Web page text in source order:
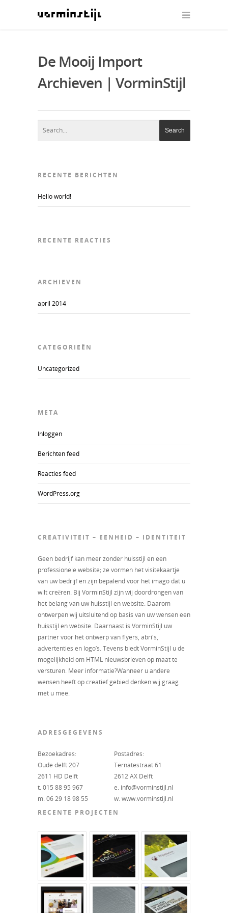
De Mooij Import
Archieven | VorminStijl
RECENTE BERICHTEN
Hello world!
RECENTE REACTIES
ARCHIEVEN
april 2014
CATEGORIEËN
Uncategorized
META
Inloggen
Berichten feed
Reacties feed
WordPress.org
CREATIVITEIT – EENHEID – IDENTITEIT
Geen bedrijf kan meer zonder huisstijl en een
professionele website; ze vormen het visitekaartje
van uw bedrijf en zijn bepalend voor het imago dat u
wilt creëren. Bij VorminStijl zijn wij doordrongen van
het belang van uw huisstijl en website. Daarom
ontwerpen wij uitsluitend op basis van uw wensen een
huisstijl en website. Daarnaast is VorminStijl uw
partner voor het ontwerp van flyers, abri's,
advertenties en logo’s. Tevens biedt VorminStijl u de
mogelijkheid om HTML nieuwsbrieven op maat te
versturen. Meer informatie?Wanneer u andere
wensen heeft op creatief gebied denken wij graag
met u mee.
ADRESGEGEVENS
Bezoekadres:
Oude delft 207
2611 HD Delft
t. 015 88 95 967
m. 06 29 18 98 55
Postadres:
Ternatestraat 61
2612 AX Delft
e. info@vorminstijl.nl
w. www.vorminstijl.nl
RECENTE PROJECTEN